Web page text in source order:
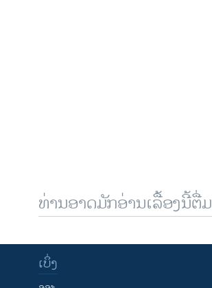
ທ່ານອາດມັກອ່ານເລື້ອງນີ້ຕື່ມ
ເບິ່ງ